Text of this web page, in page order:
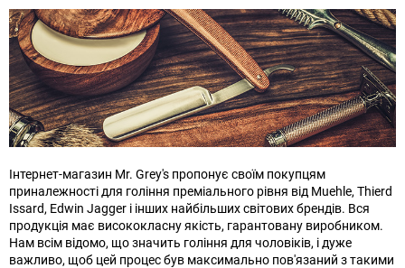
Інтернет-магазин Mr. Grey's пропонує своїм покупцям
приналежності для гоління преміального рівня від Muehle, Thierd
Issard, Edwin Jagger і інших найбільших світових брендів. Вся
продукція має висококласну якість, гарантовану виробником.
Нам всім відомо, що значить гоління для чоловіків, і дуже
важливо, щоб цей процес був максимально пов'язаний з такими